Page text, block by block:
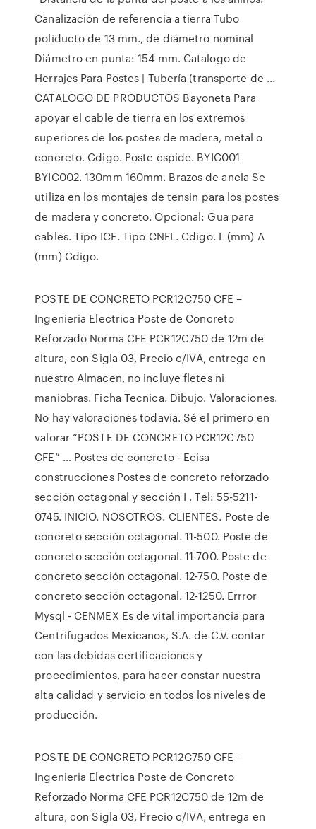
Canalización de referencia a tierra Tubo
poliducto de 13 mm., de diámetro nominal
Diámetro en punta: 154 mm. Catalogo de
Herrajes Para Postes | Tubería (transporte de ...
CATALOGO DE PRODUCTOS Bayoneta Para
apoyar el cable de tierra en los extremos
superiores de los postes de madera, metal o
concreto. Cdigo. Poste cspide. BYIC001
BYIC002. 130mm 160mm. Brazos de ancla Se
utiliza en los montajes de tensin para los postes
de madera y concreto. Opcional: Gua para
cables. Tipo ICE. Tipo CNFL. Cdigo. L (mm) A
(mm) Cdigo.
POSTE DE CONCRETO PCR12C750 CFE –
Ingenieria Electrica Poste de Concreto
Reforzado Norma CFE PCR12C750 de 12m de
altura, con Sigla 03, Precio c/IVA, entrega en
nuestro Almacen, no incluye fletes ni
maniobras. Ficha Tecnica. Dibujo. Valoraciones.
No hay valoraciones todavía. Sé el primero en
valorar “POSTE DE CONCRETO PCR12C750
CFE” … Postes de concreto - Ecisa
construcciones Postes de concreto reforzado
sección octagonal y sección I . Tel: 55-5211-
0745. INICIO. NOSOTROS. CLIENTES. Poste de
concreto sección octagonal. 11-500. Poste de
concreto sección octagonal. 11-700. Poste de
concreto sección octagonal. 12-750. Poste de
concreto sección octagonal. 12-1250. Errror
Mysql - CENMEX Es de vital importancia para
Centrifugados Mexicanos, S.A. de C.V. contar
con las debidas certificaciones y
procedimientos, para hacer constar nuestra
alta calidad y servicio en todos los niveles de
producción.
POSTE DE CONCRETO PCR12C750 CFE –
Ingenieria Electrica Poste de Concreto
Reforzado Norma CFE PCR12C750 de 12m de
altura, con Sigla 03, Precio c/IVA, entrega en